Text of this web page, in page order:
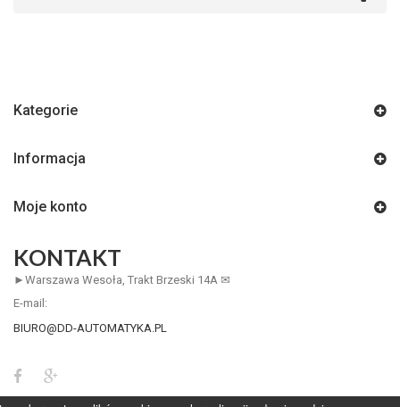
Kategorie
Informacja
Moje konto
KONTAKT
►Warszawa Wesoła, Trakt Brzeski 14A ✉
E-mail:
BIURO@DD-AUTOMATYKA.PL